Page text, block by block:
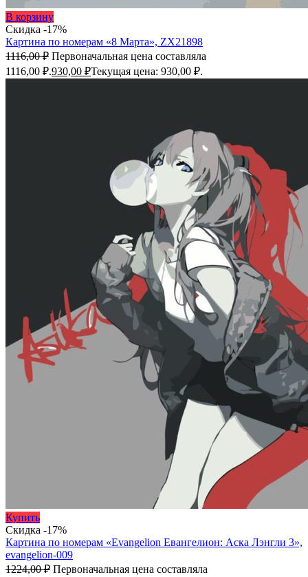
В корзину
Скидка -17%
Картина по номерам «8 Марта», ZX21898
1116,00₽ Первоначальная цена составляла
1116,00 ₽.930,00 ₽Текущая цена: 930,00 ₽.
Купить
Скидка -17%
Картина по номерам «Evangelion Евангелион: Аска Лэнгли 3»,
evangelion-009
1224,00₽ Первоначальная цена составляла